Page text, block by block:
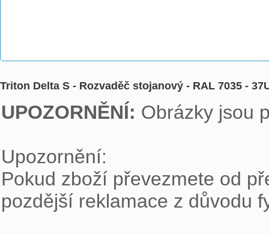
Triton Delta S - Rozvaděč stojanový - RAL 7035 -
UPOZORNĚNÍ: Obrázky jsou
Upozornění:
Pokud zboží převezmete od
pozdější reklamace z důvodu